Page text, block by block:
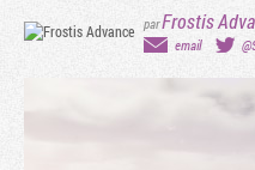
parFrostis
email